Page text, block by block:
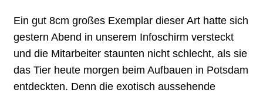
Ein gut 8cm großes Exemplar dieser Art hatte sich
gestern Abend in unserem Infoschirm versteckt
und die Mitarbeiter staunten nicht schlecht, als sie
das Tier heute morgen beim Aufbauen in Potsdam
entdeckten. Denn die exotisch aussehende